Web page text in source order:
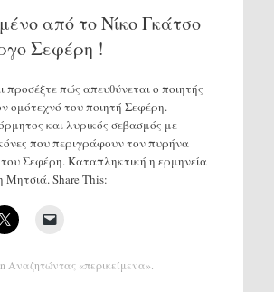
από το Νίκο Γκάτσο
Σεφέρη !
προσέξτε πώς απευθύνεται ο ποιητής
ομότεχνό του ποιητή Σεφέρη.
και λυρικός σεβασμός με
που περιγράφουν τον πυρήνα
του Σεφέρη. Καταπληκτική η ερμηνεία
Share This:
Αναζητώντας «περικείμενα»